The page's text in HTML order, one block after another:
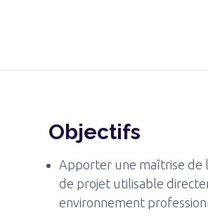
Objectifs
Apporter une maîtrise de
de projet utilisable
environnement